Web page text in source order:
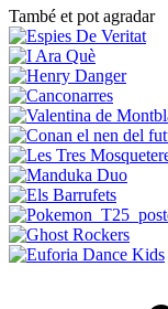
També et pot agradar